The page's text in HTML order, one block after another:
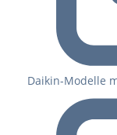
Daikin-Modelle